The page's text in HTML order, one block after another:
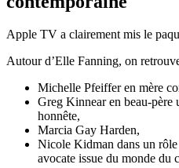
Apple TV a clairement mis le
Autour d’Elle Fanning, on
Michelle Pfeiffer en mère
Greg Kinnear en beau-père
honnête,
Marcia Gay Harden,
Nicole Kidman dans un
avocate issue du monde du